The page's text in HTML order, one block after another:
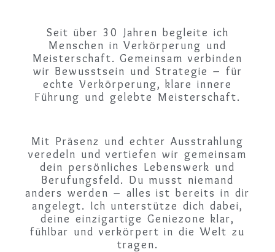
Seit über 30 Jahren begleite ich
Menschen in Verkörperung und
Meisterschaft. Gemeinsam verbinden
wir Bewusstsein und Strategie – für
echte Verkörperung, klare innere
Führung und gelebte Meisterschaft.
Mit Präsenz und echter Ausstrahlung
veredeln und vertiefen wir gemeinsam
dein persönliches Lebenswerk und
Berufungsfeld. Du musst niemand
anders werden – alles ist bereits in dir
angelegt. Ich unterstütze dich dabei,
deine einzigartige Geniezone klar,
fühlbar und verkörpert in die Welt zu
tragen.